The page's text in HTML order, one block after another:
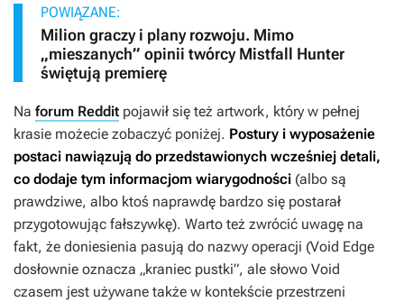
POWIĄZANE:
Milion graczy i plany rozwoju. Mimo
„mieszanych” opinii twórcy Mistfall Hunter
świętują premierę
Na forum Reddit pojawił się też artwork, który w pełnej
krasie możecie zobaczyć poniżej. Postury i wyposażenie
postaci nawiązują do przedstawionych wcześniej detali,
co dodaje tym informacjom wiarygodności (albo są
prawdziwe, albo ktoś naprawdę bardzo się postarał
przygotowując fałszywkę). Warto też zwrócić uwagę na
fakt, że doniesienia pasują do nazwy operacji (Void Edge
dosłownie oznacza „kraniec pustki”, ale słowo Void
czasem jest używane także w kontekście przestrzeni